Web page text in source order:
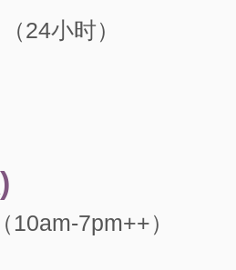
24小时）
10am-7pm++）